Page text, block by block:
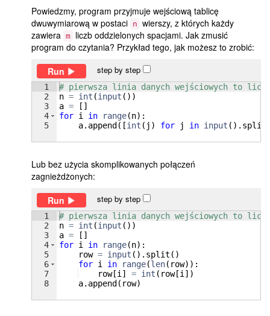
Powiedzmy, program przyjmuje wejściową tablicę
dwuwymiarową w postaci n wierszy, z których każdy
zawiera m liczb oddzielonych spacjami. Jak zmusić
program do czytania? Przykład tego, jak możesz to zrobić:
Run
step by step
1
2
3
4
5
# pierwsza linia danych wejściowych to
n = int (input ( ))
a = [ ]
for i in range(n) :
a. append ([int ( j ) for j in input ( ) . split
Lub bez użycia skomplikowanych połączeń
zagnieżdżonych:
Run
step by step
1
2
3
4
5
6
7
8
# pierwsza linia danych wejściowych to
n = int (input ( ))
a = [ ]
for i in range(n) :
row = input ( ) . split ( )
for i in range(len( row)) :
row[i ] = int ( row[i ])
a. append( row)